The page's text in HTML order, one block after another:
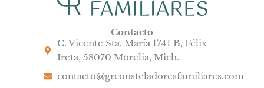
Contacto
C. Vicente Sta. María 1741 B, Félix
Ireta, 58070 Morelia, Mich.
contacto@grconsteladoresfamiliares.com